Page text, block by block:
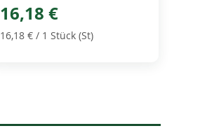
16,18 €
16,18 €/ 1 Stück (St)